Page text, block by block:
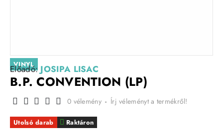
VINYL
Előadó: JOSIPA LISAC
B.P. CONVENTION (LP)
Raktáron
Utolsó darab
0 vélemény - Írj véleményt a termékről!